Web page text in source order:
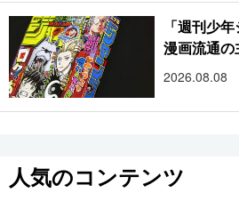
「週刊少
漫画流通
2026.08.08
人気のコンテンツ